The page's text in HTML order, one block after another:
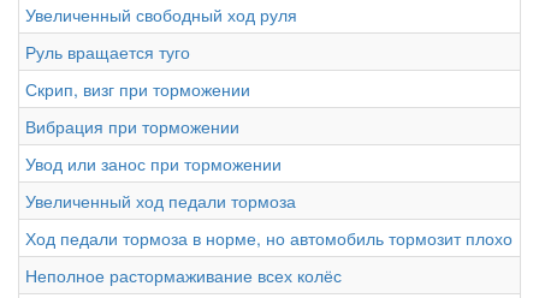
Увеличенный свободный ход руля
Руль вращается туго
Скрип, визг при торможении
Вибрация при торможении
Увод или занос при торможении
Увеличенный ход педали тормоза
Ход педали тормоза в норме, но автомобиль тормозит плохо
Неполное растормаживание всех колёс